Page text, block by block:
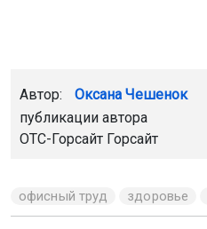
Автор: Оксана Чешенок
публикации автора
ОТС-Горсайт Горсайт
офисный труд здоровье